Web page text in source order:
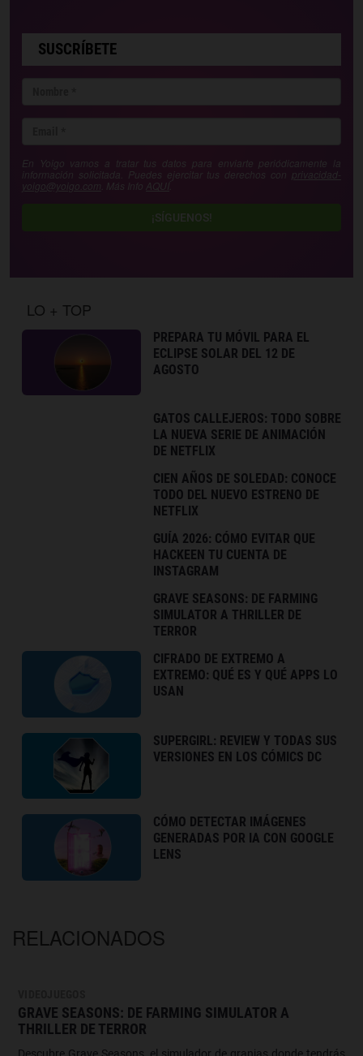
SUSCRÍBETE
En Yoigo vamos a tratar tus datos para enviarte periódicamente la
información solicitada. Puedes ejercitar tus derechos con privacidad-
yoigo@yoigo.com . Más Info AQUÍ
¡SÍGUENOS!
LO + TOP
PREPARA TU MÓVIL PARA EL
ECLIPSE SOLAR DEL 12 DE
AGOSTO
GATOS CALLEJEROS: TODO SOBRE
LA NUEVA SERIE DE ANIMACIÓN
DE NETFLIX
CIEN AÑOS DE SOLEDAD: CONOCE
TODO DEL NUEVO ESTRENO DE
NETFLIX
GUÍA 2026: CÓMO EVITAR QUE
HACKEEN TU CUENTA DE
INSTAGRAM
GRAVE SEASONS: DE FARMING
SIMULATOR A THRILLER DE
TERROR
CIFRADO DE EXTREMO A
EXTREMO: QUÉ ES Y QUÉ APPS LO
USAN
SUPERGIRL: REVIEW Y TODAS SUS
VERSIONES EN LOS CÓMICS DC
CÓMO DETECTAR IMÁGENES
GENERADAS POR IA CON GOOGLE
LENS
RELACIONADOS
GRAVE SEASONS: DE FARMING SIMULATOR A
THRILLER DE TERROR